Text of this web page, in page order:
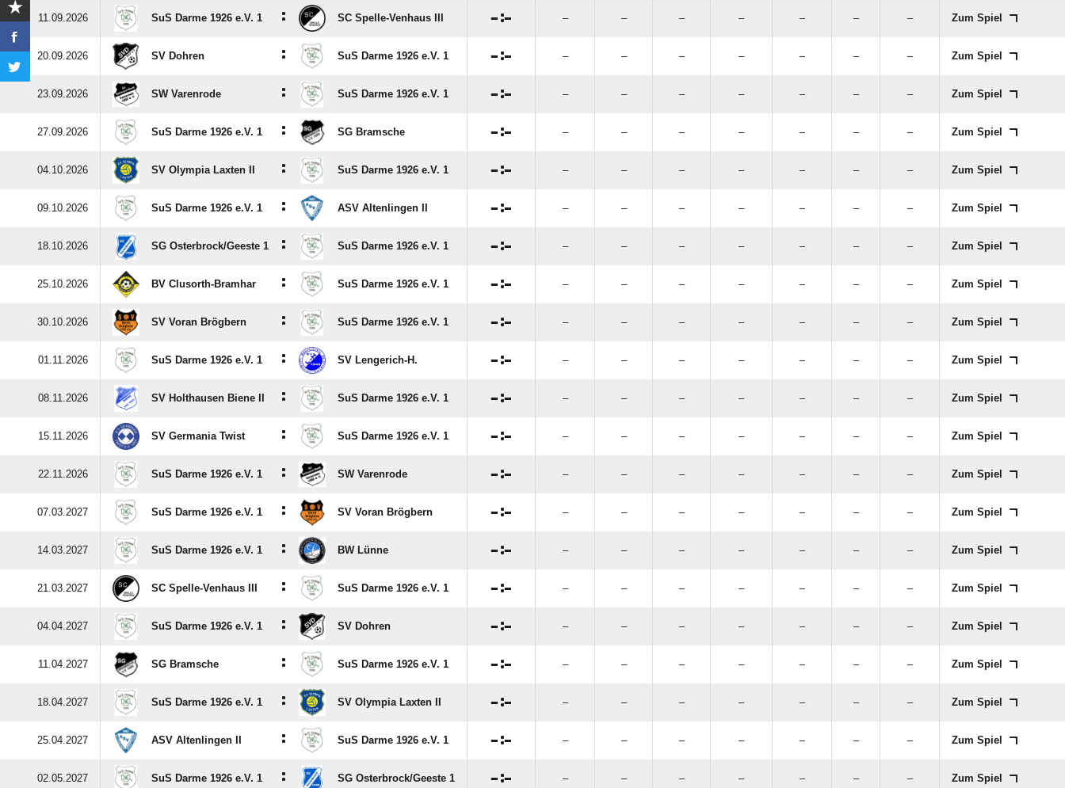
11.09.2026 SuS Darme 1926 e.V. 1 : SC Spelle-Venhaus III : – – – – – – – Zum Spiel
20.09.2026 SV Dohren : SuS Darme 1926 e.V. 1 : – – – – – – – Zum Spiel
23.09.2026 SW Varenrode : SuS Darme 1926 e.V. 1 : – – – – – – – Zum Spiel
27.09.2026 SuS Darme 1926 e.V. 1 : SG Bramsche : – – – – – – – Zum Spiel
04.10.2026 SV Olympia Laxten II : SuS Darme 1926 e.V. 1 : – – – – – – – Zum Spiel
09.10.2026 SuS Darme 1926 e.V. 1 : ASV Altenlingen II : – – – – – – – Zum Spiel
18.10.2026 SG Osterbrock/​Geeste 1 : SuS Darme 1926 e.V. 1 : – – – – – – – Zum Spiel
25.10.2026 BV Clusorth-Bramhar : SuS Darme 1926 e.V. 1 : – – – – – – – Zum Spiel
30.10.2026 SV Voran Brögbern : SuS Darme 1926 e.V. 1 : – – – – – – – Zum Spiel
01.11.2026 SuS Darme 1926 e.V. 1 : SV Lengerich-H. : – – – – – – – Zum Spiel
08.11.2026 SV Holthausen Biene II : SuS Darme 1926 e.V. 1 : – – – – – – – Zum Spiel
15.11.2026 SV Germania Twist : SuS Darme 1926 e.V. 1 : – – – – – – – Zum Spiel
22.11.2026 SuS Darme 1926 e.V. 1 : SW Varenrode : – – – – – – – Zum Spiel
07.03.2027 SuS Darme 1926 e.V. 1 : SV Voran Brögbern : – – – – – – – Zum Spiel
14.03.2027 SuS Darme 1926 e.V. 1 : BW Lünne : – – – – – – – Zum Spiel
21.03.2027 SC Spelle-Venhaus III : SuS Darme 1926 e.V. 1 : – – – – – – – Zum Spiel
04.04.2027 SuS Darme 1926 e.V. 1 : SV Dohren : – – – – – – – Zum Spiel
11.04.2027 SG Bramsche : SuS Darme 1926 e.V. 1 : – – – – – – – Zum Spiel
18.04.2027 SuS Darme 1926 e.V. 1 : SV Olympia Laxten II : – – – – – – – Zum Spiel
25.04.2027 ASV Altenlingen II : SuS Darme 1926 e.V. 1 : – – – – – – – Zum Spiel
02.05.2027 SuS Darme 1926 e.V. 1 : SG Osterbrock/​Geeste 1 : – – – – – – – Zum Spiel